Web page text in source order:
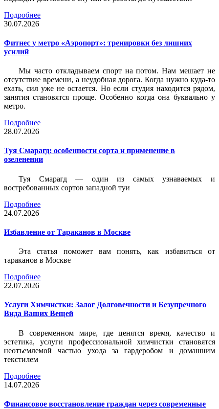
Подробнее
30.07.2026
Фитнес у метро «Аэропорт»: тренировки без лишних
усилий
Мы часто откладываем спорт на потом. Нам мешает не
отсутствие времени, а неудобная дорога. Когда нужно куда-то
ехать, сил уже не остается. Но если студия находится рядом,
занятия становятся проще. Особенно когда она буквально у
метро.
Подробнее
28.07.2026
Туя Смарагд: особенности сорта и применение в
озеленении
Туя Смарагд — один из самых узнаваемых и
востребованных сортов западной туи
Подробнее
24.07.2026
Избавление от Тараканов в Москве
Эта статья поможет вам понять, как избавиться от
тараканов в Москве
Подробнее
22.07.2026
Услуги Химчистки: Залог Долговечности и Безупречного
Вида Ваших Вещей
В современном мире, где ценятся время, качество и
эстетика, услуги профессиональной химчистки становятся
неотъемлемой частью ухода за гардеробом и домашним
текстилем
Подробнее
14.07.2026
Финансовое восстановление граждан через современные